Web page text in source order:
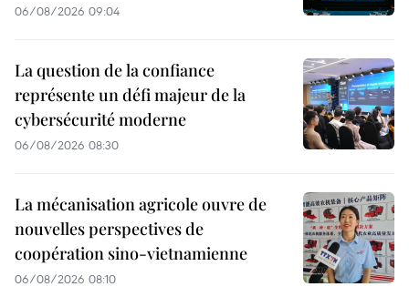
06/08/2026 09:04
La question de la confiance
représente un défi majeur de la
cybersécurité moderne
06/08/2026 08:30
La mécanisation agricole ouvre de
nouvelles perspectives de
coopération sino-vietnamienne
06/08/2026 08:10